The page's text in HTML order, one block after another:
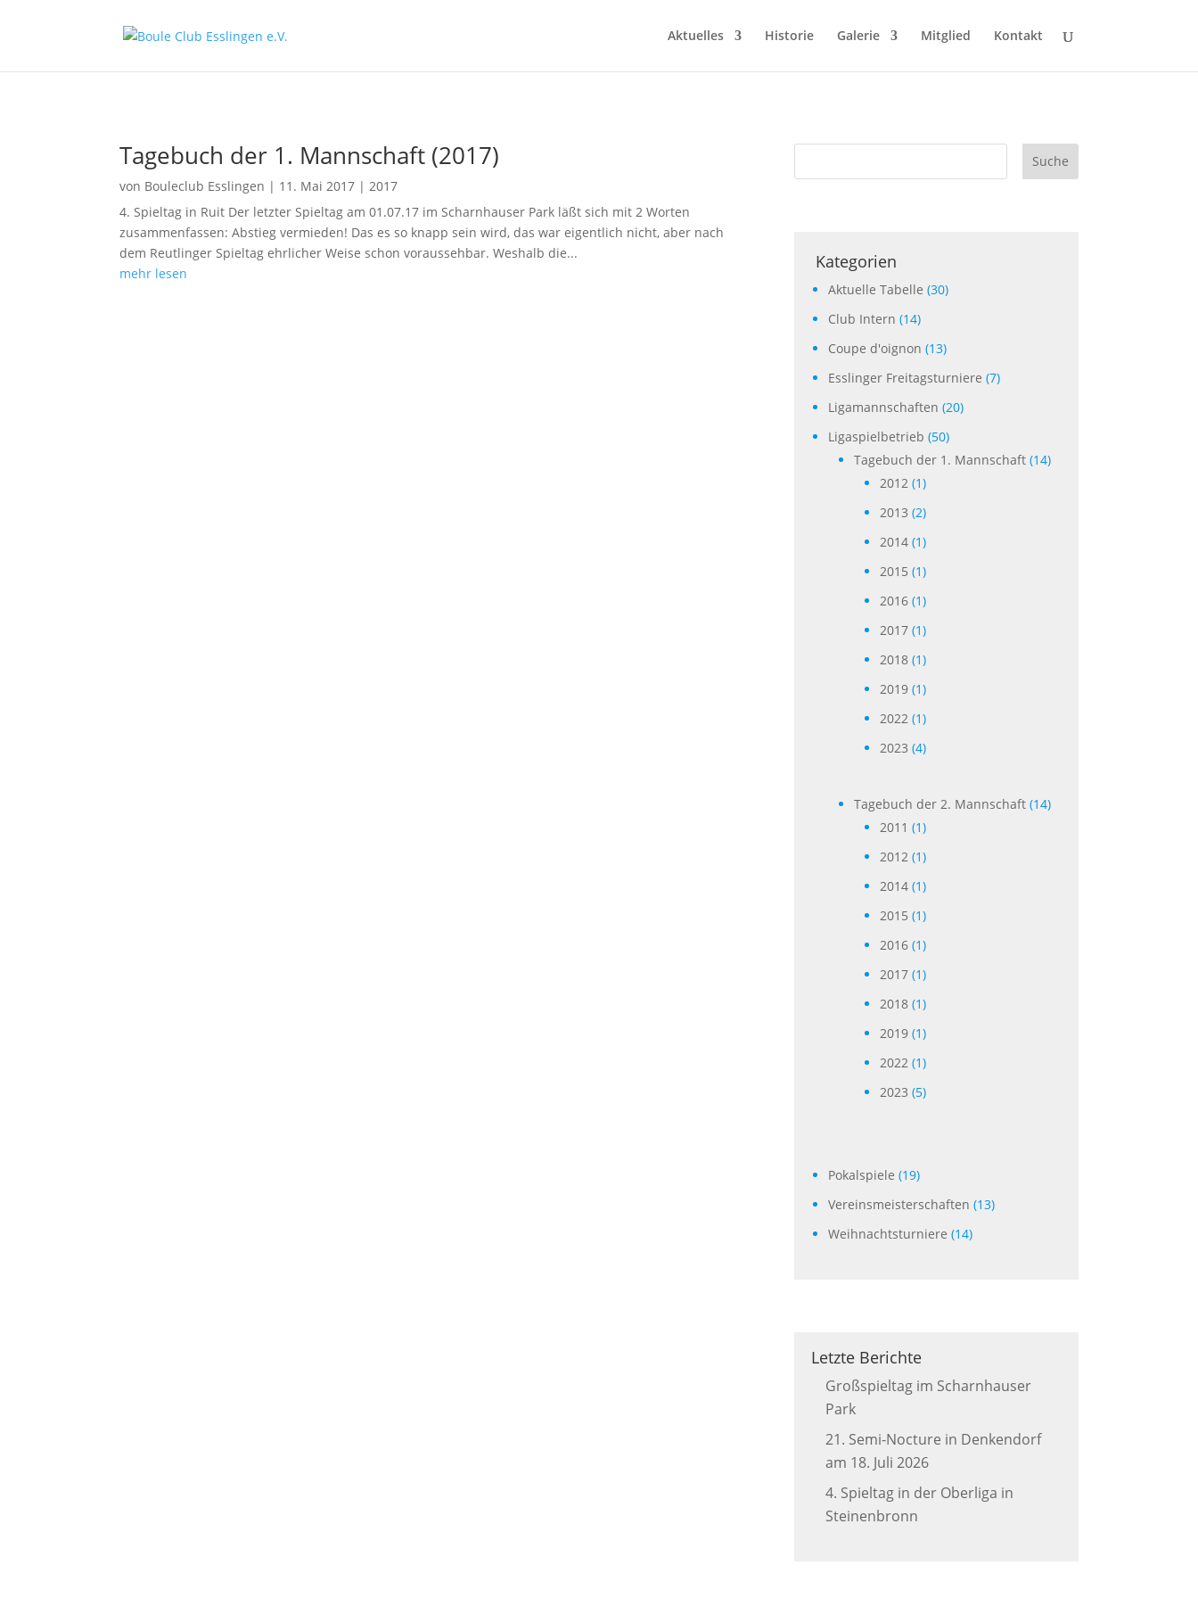
Aktuelles Historie Galerie Mitglied Kontakt
Tagebuch der 1. Mannschaft (2017)
von Bouleclub Esslingen | 11. Mai 2017 | 2017
4. Spieltag in Ruit Der letzter Spieltag am 01.07.17 im Scharnhauser Park läßt sich mit 2 Worten
zusammenfassen: Abstieg vermieden! Das es so knapp sein wird, das war eigentlich nicht, aber nach
dem Reutlinger Spieltag ehrlicher Weise schon voraussehbar. Weshalb die...
mehr lesen
Suche
Kategorien
Aktuelle Tabelle (30)
Club Intern (14)
Coupe d'oignon (13)
Esslinger Freitagsturniere (7)
Ligamannschaften (20)
Ligaspielbetrieb (50)
Tagebuch der 1. Mannschaft(14)
2012 (1)
2013 (2)
2014(1)
2015 (1)
2016(1)
2017(1)
2018(1)
2019(1)
2022 (1)
2023 (4)
Tagebuch der 2. Mannschaft(14)
2011 (1)
2012 (1)
2014(1)
2015 (1)
2016(1)
2017(1)
2018(1)
2019(1)
2022 (1)
2023 (5)
Pokalspiele (19)
Vereinsmeisterschaften (13)
Weihnachtsturniere (14)
Letzte Berichte
Großspieltag im Scharnhauser
Park
21. Semi-Nocture in Denkendorf
am 18. Juli 2026
4. Spieltag in der Oberliga in
Steinenbronn